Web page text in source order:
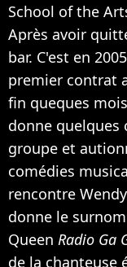
School of the
Après avoir
bar. C'est en
premier contrat
fin queques
donne quelques
groupe et
comédies
rencontre
donne le
Queen Radio Ga
de la chanteuse